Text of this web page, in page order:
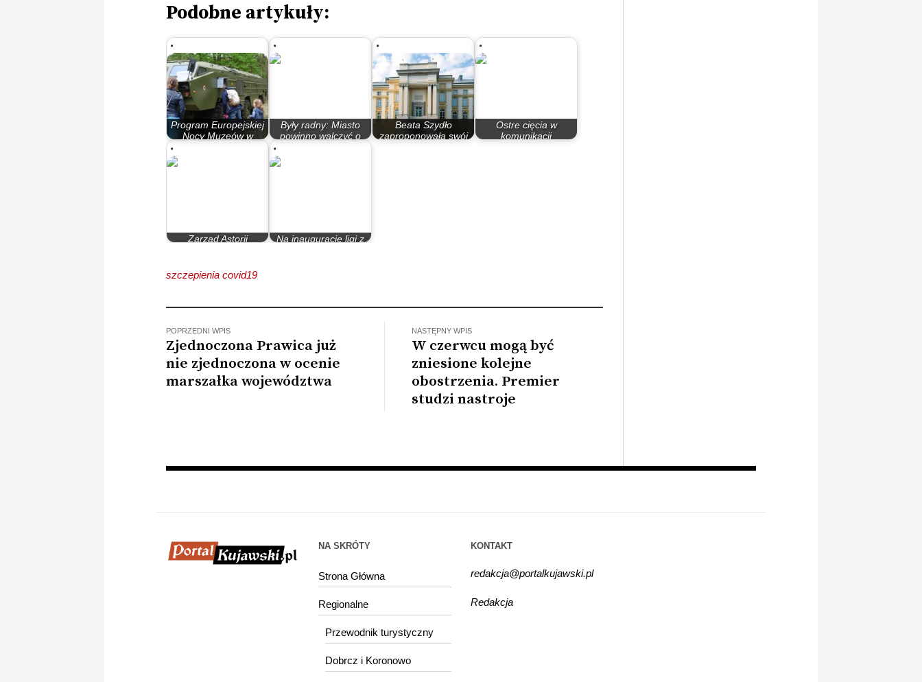
Podobne artykuły:
Program Europejskiej
Nocy Muzeów w
Były radny: Miasto
powinno walczyć o
wojskową prokuraturę
Beata Szydło
zaproponowała swój
Ostre cięcia w
komunikacji
Zarząd Astorii
Na inauguracje ligi z
szczepienia covid19
POPRZEDNI WPIS
Zjednoczona Prawica już
nie zjednoczona w ocenie
marszałka województwa
NASTĘPNY WPIS
W czerwcu mogą być
zniesione kolejne
obostrzenia. Premier
studzi nastroje
NA SKRÓTY
Strona Główna
Regionalne
Przewodnik turystyczny
Dobrcz i Koronowo
KONTAKT
redakcja@portalkujawski.pl
Redakcja